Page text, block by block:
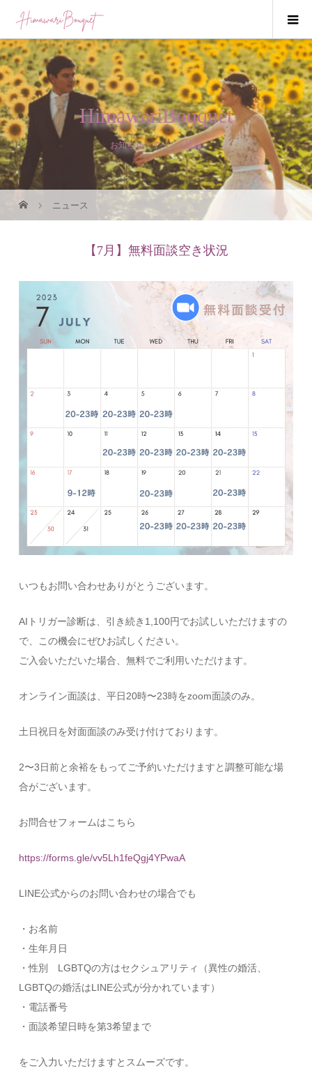
HimawariBouquet
お知らせ・イベント情報
ニュース
【7月】無料面談空き状況
いつもお問い合わせありがとうございます。
AIトリガー診断は、引き続き1,100円でお試しいただけますの
で、この機会にぜひお試しください。
ご入会いただいた場合、無料でご利用いただけます。
オンライン面談は、平日20時〜23時をzoom面談のみ。
土日祝日を対面面談のみ受け付けております。
2〜3日前と余裕をもってご予約いただけますと調整可能な場
合がございます。
お問合せフォームはこちら
https://forms.gle/vv5Lh1feQgj4YPwaA
LINE公式からのお問い合わせの場合でも
・お名前
・生年月日
・性別 LGBTQの方はセクシュアリティ（異性の婚活、
LGBTQの婚活はLINE公式が分かれています）
・電話番号
・面談希望日時を第3希望まで
をご入力いただけますとスムーズです。